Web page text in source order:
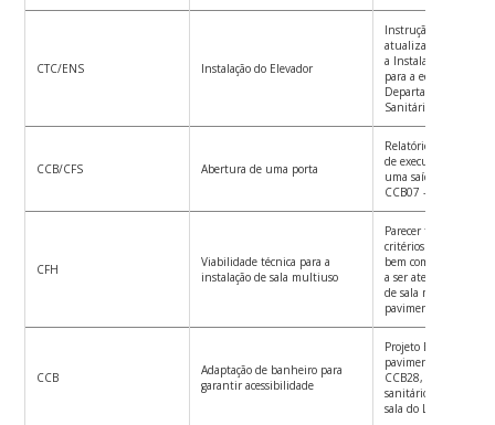
CTC/ENS Instalação do Elevador
Instrução de processo
atualização de
a Instalação do
para a edificação
Departamento de
Sanitária e
CCB/CFS Abertura de uma porta
Relatório Técnico
de execução obra
uma saída de
CCB07 – Bloco G do
CFH
Viabilidade técnica para a
instalação de sala multiuso
Parecer técnico
critérios de ocupação
bem como indicação
a ser atendida para a
de sala multiuso no
pavimento do CFH12
CCB
Adaptação de banheiro para
garantir acessibilidade
Projeto Básico de
pavimento térreo da
CCB28, incluidos
sanitários e Reforma
sala do LAMEB.